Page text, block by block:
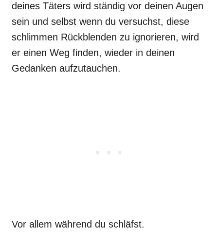
deines Täters wird ständig vor deinen Augen
sein und selbst wenn du versuchst, diese
schlimmen Rückblenden zu ignorieren, wird
er einen Weg finden, wieder in deinen
Gedanken aufzutauchen.
Vor allem während du schläfst.